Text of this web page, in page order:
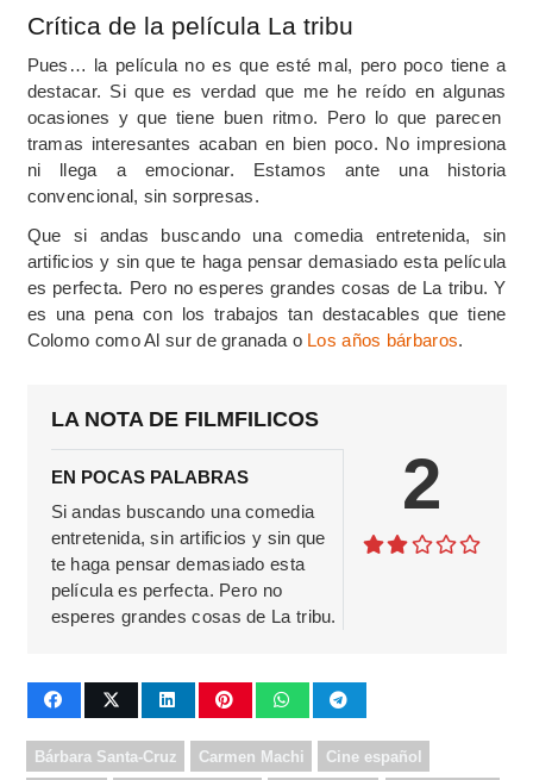
Crítica de la película La tribu
Pues… la película no es que esté mal, pero poco tiene a
destacar. Si que es verdad que me he reído en algunas
ocasiones y que tiene buen ritmo. Pero lo que parecen
tramas interesantes acaban en bien poco. No impresiona
ni llega a emocionar. Estamos ante una historia
convencional, sin sorpresas.
Que si andas buscando una comedia entretenida, sin
artificios y sin que te haga pensar demasiado esta película
es perfecta. Pero no esperes grandes cosas de La tribu. Y
es una pena con los trabajos tan destacables que tiene
Colomo como Al sur de granada o Los años bárbaros.
LA NOTA DE FILMFILICOS
EN POCAS PALABRAS
Si andas buscando una comedia
entretenida, sin artificios y sin que
te haga pensar demasiado esta
película es perfecta. Pero no
esperes grandes cosas de La tribu.
2
Bárbara Santa-Cruz Carmen Machi Cine español